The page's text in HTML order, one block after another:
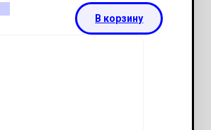
В корзину